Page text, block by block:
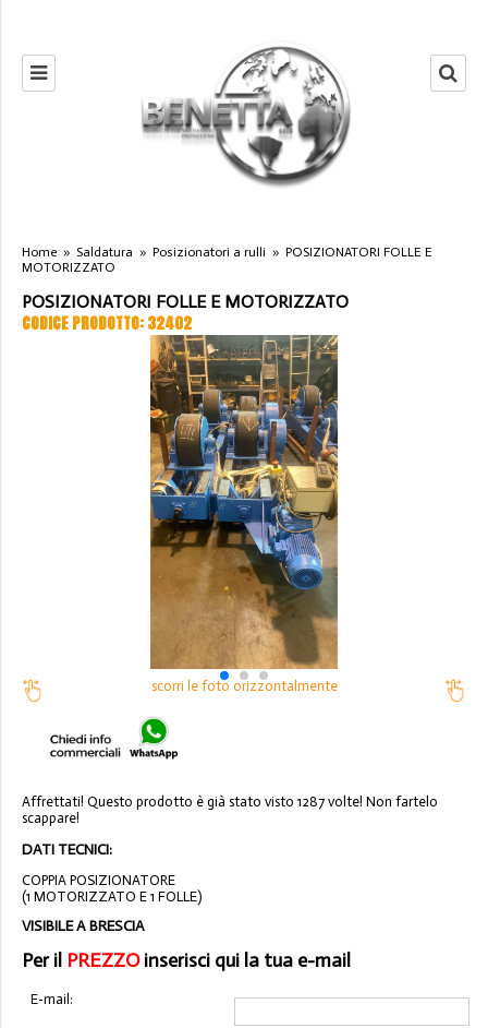
Home » Saldatura » Posizionatori a rulli » POSIZIONATORI FOLLE E
MOTORIZZATO
POSIZIONATORI FOLLE E MOTORIZZATO
CODICE PRODOTTO: 32402
scorri le foto orizzontalmente
Affrettati! Questo prodotto è già stato visto 1287 volte! Non fartelo
scappare!
DATI TECNICI:
COPPIA POSIZIONATORE
(1 MOTORIZZATO E 1 FOLLE)
VISIBILE A BRESCIA
Per il PREZZOinserisci qui la tua e-mail
E-mail: